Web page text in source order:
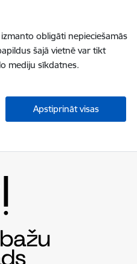
obligāti nepieciešamās
šajā vietnē var tikt
mediju sīkdatnes.
Apstiprināt visas